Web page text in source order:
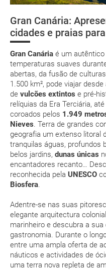
Gran Canária:
cidades e praias
Gran Canária é um autêntico
temperaturas suaves
abertas, da fusão de
1.500 km², pode viajar
de vulcões extintos e pré-
relíquias da Era Terciária,
coroados pelos 1.949
Nieves . Terra de grandes
geografia um extenso litoral
tranquilas águas, profundos
belos jardins, dunas únicas
encantadores recanto…
reconhecida pela UNESCO
Biosfera
Adentre-se nas suas
elegante arquitectura
marinheiro e descubra a
gastronomia. Durante o
entre uma ampla oferta de
náuticos e actividades de
uma terra nova repleta de
Catedral de
Santa Ana e o
histórico bairro
de Vegueta
privilegiado clima e as
desfrutar de actividades ao
praias, mágicas
pleno Inverno? Não se
Não se esqueça do
têm uma excelente
O belo interior da ilha
se aventura pelas
sandálias
Se vai ao Pico de las
quente e máquina
Durante a Primavera,
bonita e verde.
percursos para
JAN
20.6 °C
14.7 °C
21.0 °C
14.9 °C
Assistência Sanitária
Moedas e aduanas
Telefones de interesse
suplemento extra
férias
Posso cancelar ou
Que custos podem ser
cancelamento ou
Que validade deve ter o
para...?
Com quanta
aeroporto?
Como posso reservar
férias no site?